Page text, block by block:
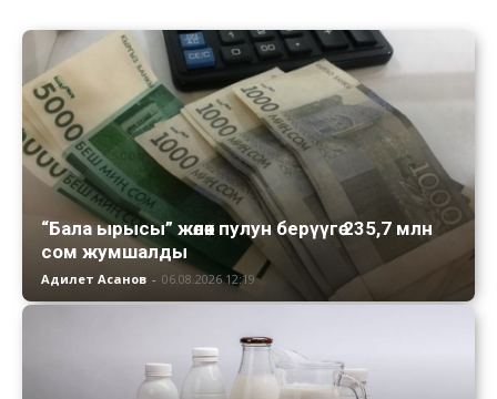
“Бала ырысы” жөлөк пулун берүүгө 235,7 млн
сом жумшалды
Адилет Асанов - 06.08.2026 12:19